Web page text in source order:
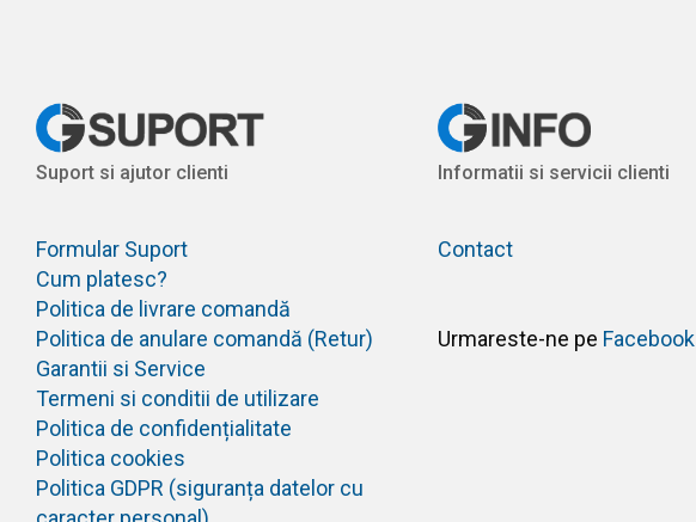
Suport si ajutor clienti
Formular Suport
Cum platesc?
Politica de livrare comandă
Politica de anulare comandă (Retur)
Garantii si Service
Termeni si conditii de utilizare
Politica de confidențialitate
Politica cookies
Politica GDPR (siguranța datelor cu
Informatii si servicii clienti
Contact
Urmareste-ne pe Facebook